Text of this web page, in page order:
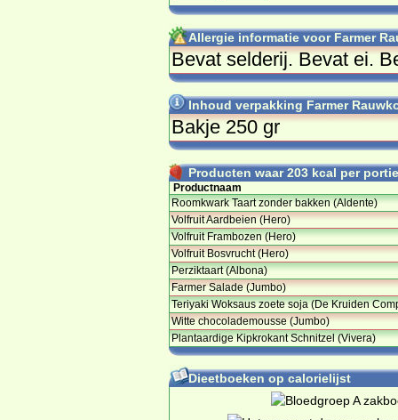
Allergie informatie voor Farmer
Be­vat sel­de­rij. Be­vat ei.
Inhoud verpakking Farmer
Bakje 250 gr
Producten waar 203 kcal per
Productnaam
Roomkwark Taart zonder bakken (Aldente)
Volfruit Aardbeien (Hero)
Volfruit Frambozen (Hero)
Volfruit Bosvrucht (Hero)
Perziktaart (Albona)
Farmer Salade (Jumbo)
Teriyaki Woksaus zoete soja (De Kruiden
Witte chocolademousse (Jumbo)
Plantaardige Kipkrokant Schnitzel (Vivera)
Dieetboeken op calorielijst